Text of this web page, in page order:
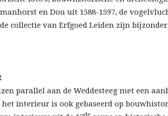
en Dou uit 1588-1597, de
collectie van Erfgoed Leiden zijn
parallel aan de Weddesteeg met een
interieur is ook gebaseerd op